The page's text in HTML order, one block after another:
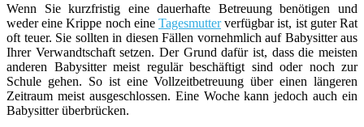
Wenn Sie kurzfristig eine dauerhafte Betreuung benötigen und
weder eine Krippe noch eine Tagesmutterverfügbar ist, ist guter Rat
oft teuer. Sie sollten in diesen Fällen vornehmlich auf Babysitter aus
Ihrer Verwandtschaft setzen. Der Grund dafür ist, dass die meisten
anderen Babysitter meist regulär beschäftigt sind oder noch zur
Schule gehen. So ist eine Vollzeitbetreuung über einen längeren
Zeitraum meist ausgeschlossen. Eine Woche kann jedoch auch ein
Babysitter überbrücken.